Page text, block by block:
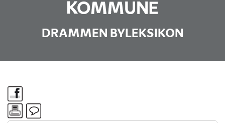
DRAMMEN BYLEKSIKON